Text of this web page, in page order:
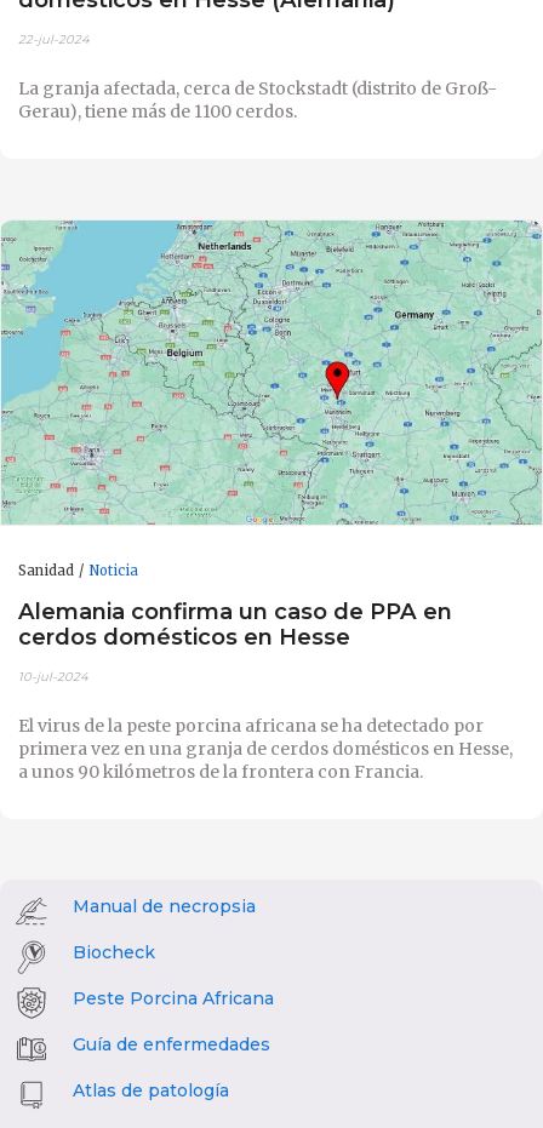
22-jul-2024
La granja afectada, cerca de Stockstadt (distrito de Groß-
Gerau), tiene más de 1100 cerdos.
Sanidad Noticia
Alemania confirma un caso de PPA en
cerdos domésticos en Hesse
10-jul-2024
El virus de la peste porcina africana se ha detectado por
primera vez en una granja de cerdos domésticos en Hesse,
a unos 90 kilómetros de la frontera con Francia.
Manual de necropsia
Biocheck
Peste Porcina Africana
Guía de enfermedades
Atlas de patología